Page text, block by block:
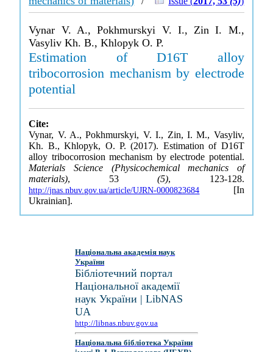
Vynar V. A., Pokhmurskyi V. I., Zin I. M.,
Vasyliv Kh. B., Khlopyk O. P.
Estimation of D16T alloy
tribocorrosion mechanism by electrode
potential
Cite:
Vynar, V. A., Pokhmurskyi, V. I., Zin, I. M., Vasyliv,
Kh. B., Khlopyk, O. P. (2017). Estimation of D16T
alloy tribocorrosion mechanism by electrode potential.
Materials Science (Physicochemical mechanics of
materials), 53(5), 123-128.
http://jnas.nbuv.gov.ua/article/UJRN-0000823684 [In
Ukrainian].
Національна академія наук
України
Бібліотечний портал
Національної академії
наук України | LibNAS
UA
http://libnas.nbuv.gov.ua
Національна бібліотека України